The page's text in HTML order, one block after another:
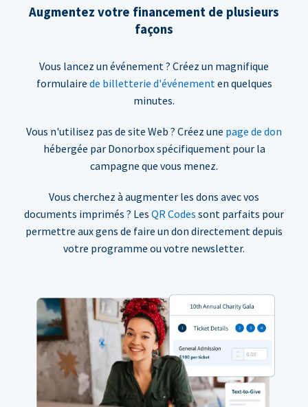
Augmentez votre financement de plusieurs
façons
Vous lancez un événement ? Créez un magnifique
formulaire de billetterie d'événementen quelques
minutes.
Vous n'utilisez pas de site Web ? Créez une page de don
hébergée par Donorbox spécifiquement pour la
campagne que vous menez.
Vous cherchez à augmenter les dons avec vos
documents imprimés ? Les QR Codes sont parfaits pour
permettre aux gens de faire un don directement depuis
votre programme ou votre newsletter.